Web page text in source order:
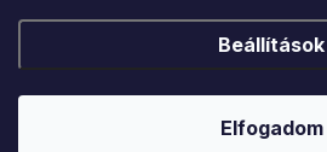
Beállítások
Elfogadom
Kereskedelem
ModernVasarlas.hu.